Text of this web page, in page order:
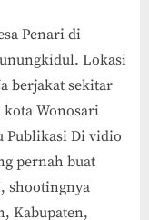
Penari di
Lokasi
berjakat sekitar
kota Wonosari
Publikasi Di vidio
pernah buat
shootingnya
Kabupaten,